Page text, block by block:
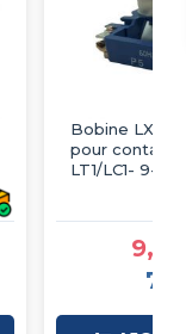
Bobine LX1-
pour
LT1/LC1- 9-18А